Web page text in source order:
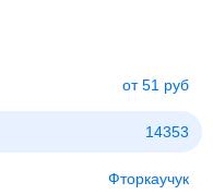
от 51 руб
14353
Фторкаучук